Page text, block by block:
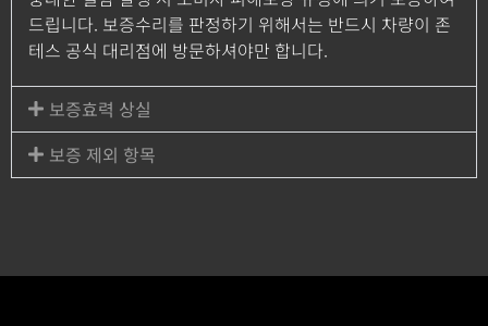
드립니다. 보증수리를 판정하기 위해서는 반드시 차량이 존
테스 공식 대리점에 방문하셔야만 합니다.
보증효력 상실
보증 제외 항목